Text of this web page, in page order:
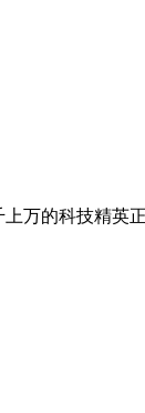
万的科技精英